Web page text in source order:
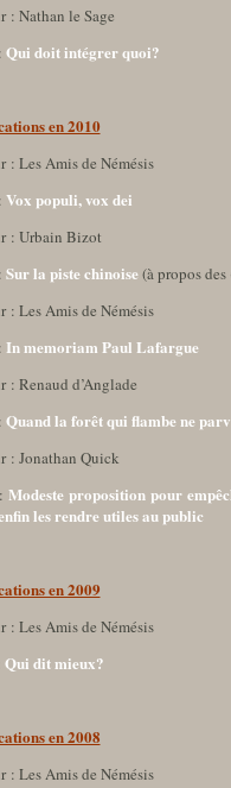
: Nathan le Sage
Qui doit intégrer quoi?
en 2010
: Les Amis de Némésis
Vox populi, vox dei
: Urbain Bizot
Sur la piste chinoise(à propos des
: Les Amis de Némésis
In memoriam Paul Lafargue
: Renaud d’Anglade
Quand la forêt qui flambe ne
: Jonathan Quick
Modeste proposition pour
les rendre utiles au public
en 2009
: Les Amis de Némésis
Qui dit mieux?
en 2008
: Les Amis de Némésis